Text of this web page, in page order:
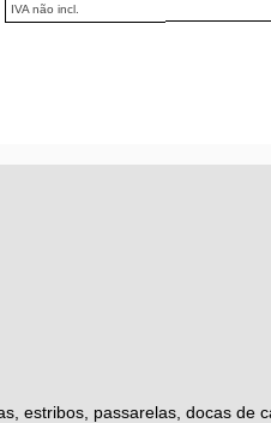
IVA não incl.
estribos, passarelas, docas de